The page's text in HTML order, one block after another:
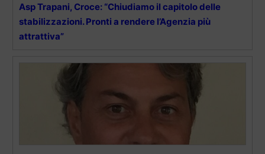
Asp Trapani, Croce: “Chiudiamo il capitolo delle
stabilizzazioni. Pronti a rendere l’Agenzia più
attrattiva”